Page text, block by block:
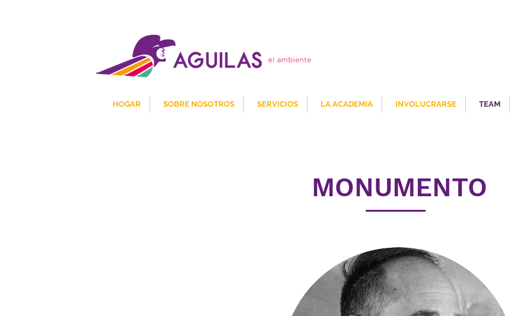
HOGAR SOBRE NOSOTROS SERVICIOS LA ACADEMIA INVOLUCRARSE TEAM
MONUMENTO